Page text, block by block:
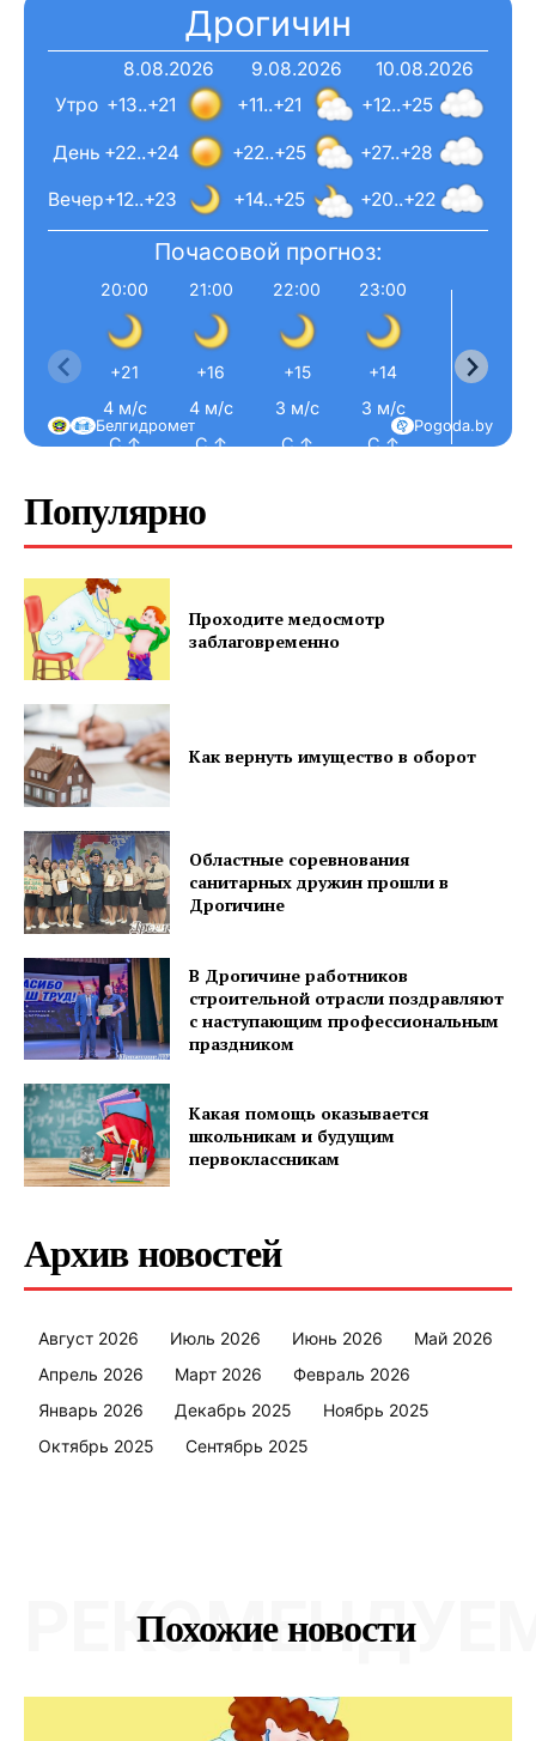
Газета
"Драгічынскі Веснік"
ПОДПИСАТЬСЯ
Редакция "ДВ"
Наша гісторыя
Контакты
Правила использования материалов
Электронные обращения
Дрогичин
8.08.2026
+13..+21
+22..+24
+12..+23
9.08.2026
+11..+21
+22..+25
+14..+25
10.08.2026
+12..+25
+27..+28
+20..+22
Вечер
День
Утро
Почасовой прогноз:
20:00
+21
4 м/с
С ↑
21:00
+16
4 м/с
С ↑
22:00
+15
3 м/с
С ↑
23:00
+14
3 м/с
С ↑
С ↑
Pogoda.by
Белгидромет
Популярно
Проходите медосмотр
заблаговременно
Как вернуть имущество в оборот
Областные соревнования
санитарных дружин прошли в
Дрогичине
В Дрогичине работников
строительной отрасли поздравляют
с наступающим профессиональным
праздником
Какая помощь оказывается
школьникам и будущим
первоклассникам
Архив новостей
Август 2026 Июль 2026 Июнь 2026
Май 2026
Апрель 2026
Март 2026
Февраль 2026
Январь 2026
Декабрь 2025
Ноябрь 2025
Октябрь 2025
Сентябрь 2025
Похожие новости